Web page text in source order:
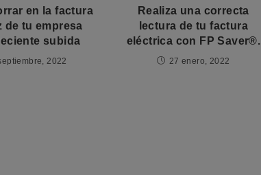
en la factura
de tu empresa
subida
2022
Realiza una correcta
lectura de tu factura
eléctrica con FP Saver®.
27 enero, 2022